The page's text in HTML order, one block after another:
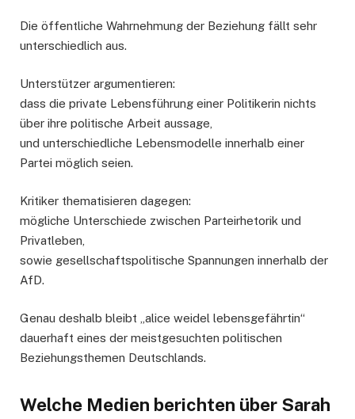
Die öffentliche Wahrnehmung der Beziehung fällt sehr
unterschiedlich aus.
Unterstützer argumentieren:
dass die private Lebensführung einer Politikerin nichts
über ihre politische Arbeit aussage,
und unterschiedliche Lebensmodelle innerhalb einer
Partei möglich seien.
Kritiker thematisieren dagegen:
mögliche Unterschiede zwischen Parteirhetorik und
Privatleben,
sowie gesellschaftspolitische Spannungen innerhalb der
AfD.
Genau deshalb bleibt „alice weidel lebensgefährtin“
dauerhaft eines der meistgesuchten politischen
Beziehungsthemen Deutschlands.
Welche Medien berichten über Sarah